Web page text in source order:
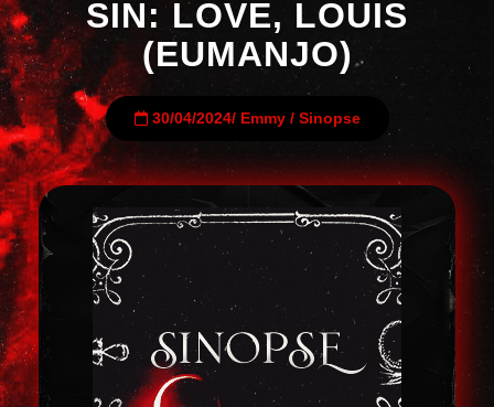
SIN: LOVE, LOUIS
(EUMANJO)
30/04/2024/ Emmy/ Sinopse